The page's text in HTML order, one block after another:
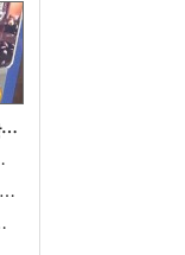
노동자 살인 폭염과 사투…회사는 산재 예방·전기료 절감 전력
檢 송치
청 파장…관련 재판 줄줄이 브레이크
명, 7일 영면